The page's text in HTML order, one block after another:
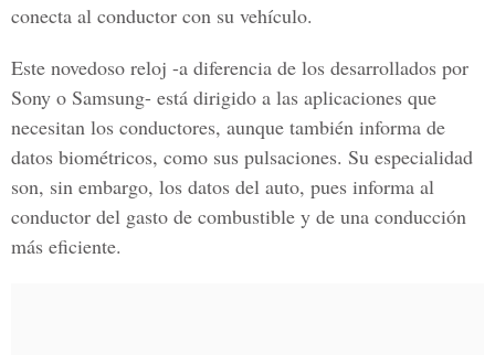
conecta al conductor con su vehículo.
Este novedoso reloj -a diferencia de los desarrollados por
Sony o Samsung- está dirigido a las aplicaciones que
necesitan los conductores, aunque también informa de
datos biométricos, como sus pulsaciones. Su especialidad
son, sin embargo, los datos del auto, pues informa al
conductor del gasto de combustible y de una conducción
más eficiente.